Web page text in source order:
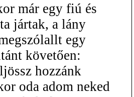
már egy fiú és
jártak, a lány
egy
követően:
hozzánk
oda adom neked